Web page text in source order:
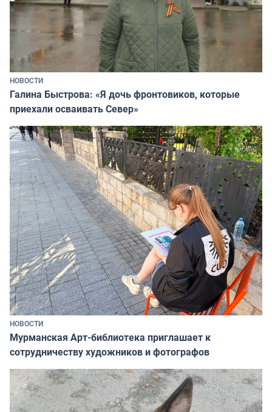
НОВОСТИ
Галина Быстрова: «Я дочь фронтовиков, которые
приехали осваивать Север»
НОВОСТИ
Мурманская Арт-библиотека приглашает к
сотрудничеству художников и фотографов